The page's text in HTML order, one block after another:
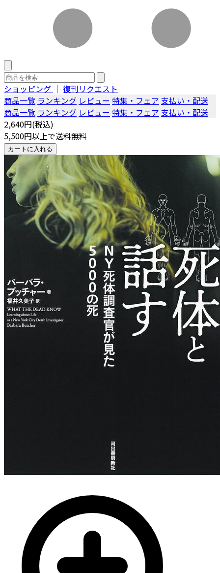
ショッピング ｜ 復刊リクエスト
商品一覧 ランキング レビュー 特集・フェア 支払い・配送
商品一覧 ランキング レビュー 特集・フェア 支払い・配送
2,640円(税込)
5,500円以上で送料無料
カートに入れる